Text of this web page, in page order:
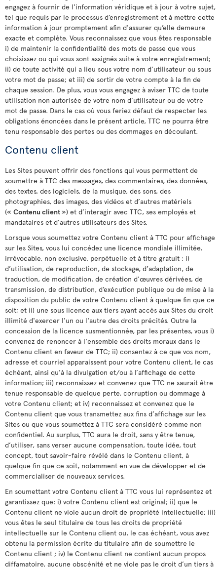
engagez à fournir de l'information véridique et à jour à votre sujet,
tel que requis par le processus d’enregistrement et à mettre cette
information à jour promptement afin d'assurer qu’elle demeure
exacte et complète. Vous reconnaissez que vous êtes responsable
i) de maintenir la confidentialité des mots de passe que vous
choisissez ou qui vous sont assignés suite à votre enregistrement;
ii) de toute activité qui a lieu sous votre nom d’utilisateur ou sous
votre mot de passe; et iii) de sortir de votre compte à la fin de
chaque session. De plus, vous vous engagez à aviser TTC de toute
utilisation non autorisée de votre nom d’utilisateur ou de votre
mot de passe. Dans le cas où vous feriez défaut de respecter les
obligations énoncées dans le présent article, TTC ne pourra être
tenu responsable des pertes ou des dommages en découlant.
Contenu client
Les Sites peuvent offrir des fonctions qui vous permettent de
soumettre à TTC des messages, des commentaires, des données,
des textes, des logiciels, de la musique, des sons, des
photographies, des images, des vidéos et d’autres matériels
(« Contenu client») et d’interagir avec TTC, ses employés et
mandataires et d’autres utilisateurs des Sites.
Lorsque vous soumettez votre Contenu client à TTC pour affichage
sur les Sites, vous lui concédez une licence mondiale illimitée,
irrévocable, non exclusive, perpétuelle et à titre gratuit : i)
d’utilisation, de reproduction, de stockage, d’adaptation, de
traduction, de modification, de création d'œuvres dérivées, de
transmission, de distribution, d’exécution publique ou de mise à la
disposition du public de votre Contenu client à quelque fin que ce
soit; et ii) une sous licence aux tiers ayant accès aux Sites du droit
illimité d'exercer l'un ou l'autre des droits précités. Outre la
concession de la licence susmentionnée, par les présentes, vous i)
convenez de renoncer à l'ensemble des droits moraux dans le
Contenu client en faveur de TTC; ii) consentez à ce que vos nom,
adresse et courriel apparaissent pour votre Contenu client, le cas
échéant, ainsi qu’à la divulgation et/ou à l’affichage de cette
information; iii) reconnaissez et convenez que TTC ne saurait être
tenue responsable de quelque perte, corruption ou dommage à
votre Contenu client; et iv) reconnaissez et convenez que le
Contenu client que vous transmettez aux fins d’affichage sur les
Sites ou que vous soumettez à TTC sera considéré comme non
confidentiel. Au surplus, TTC aura le droit, sans y être tenue,
d’utiliser, sans verser aucune compensation, toute idée, tout
concept, tout savoir-faire révélé dans le Contenu client, à
quelque fin que ce soit, notamment en vue de développer et de
commercialiser de nouveaux services.
En soumettant votre Contenu client à TTC vous lui représentez et
garantissez que: i) votre Contenu client est original; ii) que le
Contenu client ne viole aucun droit de propriété intellectuelle; iii)
vous êtes le seul titulaire de tous les droits de propriété
intellectuelle sur le Contenu client ou, le cas échéant, vous avez
obtenu la permission écrite du titulaire afin de soumettre le
Contenu client ; iv) le Contenu client ne contient aucun propos
diffamatoire, aucune obscénité et ne viole pas le droit d’un tiers à